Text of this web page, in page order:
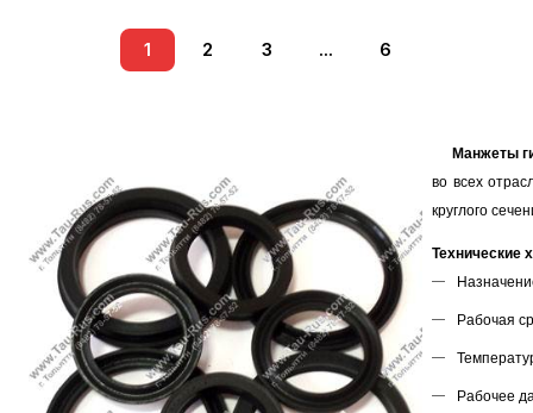
1 2 3 ... 6
Манжеты
во всех
круглого
Технические
Рабочая
Рабочее